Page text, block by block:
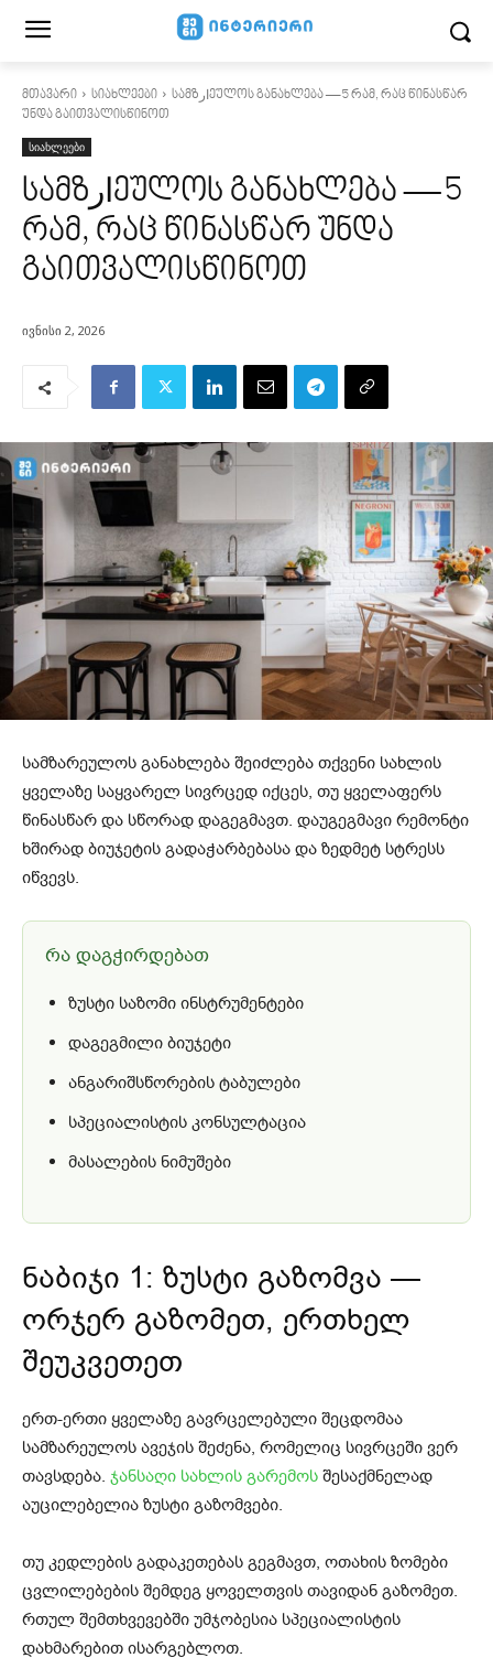
მთავარი სიახლეები
სამზارეულოს განახლება — 5 რამ, რაც წინასწარ
უნდა გაითვალისწინოთ
სიახლეები
სამზارეულოს განახლება — 5
რამ, რაც წინასწარ უნდა
გაითვალისწინოთ
ივნისი 2, 2026
სამზარეულოს განახლება შეიძლება თქვენი სახლის
ყველაზე საყვარელ სივრცედ იქცეს, თუ ყველაფერს
წინასწარ და სწორად დაგეგმავთ. დაუგეგმავი რემონტი
ხშირად ბიუჯეტის გადაჭარბებასა და ზედმეტ სტრესს
იწვევს.
რა დაგჭირდებათ
ზუსტი საზომი ინსტრუმენტები
დაგეგმილი ბიუჯეტი
ანგარიშსწორების ტაბულები
სპეციალისტის კონსულტაცია
მასალების ნიმუშები
ნაბიჯი 1: ზუსტი გაზომვა —
ორჯერ გაზომეთ, ერთხელ
შეუკვეთეთ
ერთ-ერთი ყველაზე გავრცელებული შეცდომაა
სამზარეულოს ავეჯის შეძენა, რომელიც სივრცეში ვერ
თავსდება. ჯანსაღი სახლის გარემოს შესაქმნელად
აუცილებელია ზუსტი გაზომვები.
თუ კედლების გადაკეთებას გეგმავთ, ოთახის ზომები
ცვლილებების შემდეგ ყოველთვის თავიდან გაზომეთ.
რთულ შემთხვევებში უმჯობესია სპეციალისტის
დახმარებით ისარგებლოთ.